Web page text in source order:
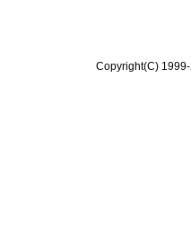
Copyright(C)